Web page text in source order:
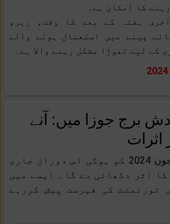
کا امکان ہے۔
ہفتہ کے بعد کا وقت، ربر،
پینے میں استعمال ہونے والے
کے لیے تھوڑا مشکل رہنے والا ہے۔
برج جوزا میں: آنے
اثرات
عطارد کی گردش 14 جون 2024 کو ہوگی اس دوران جاری
اثر دکھائی دے گا۔ ایسے میں
ٹورنمنٹ کی فہرست پیش کررہے